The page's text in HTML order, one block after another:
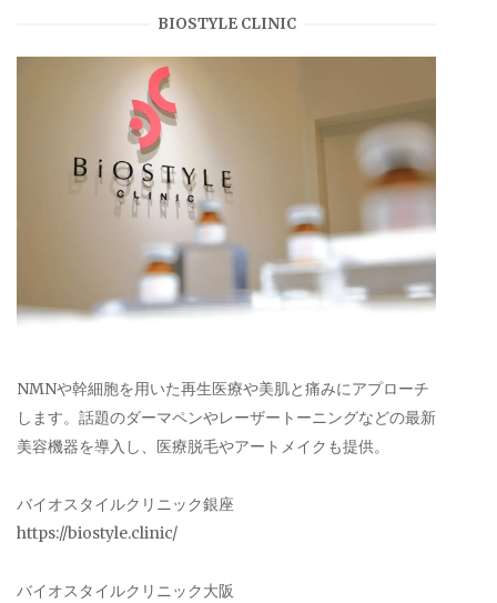
BIOSTYLE CLINIC
NMNや幹細胞を用いた再生医療や美肌と痛みにアプローチ
します。話題のダーマペンやレーザートーニングなどの最新
美容機器を導入し、医療脱毛やアートメイクも提供。
バイオスタイルクリニック銀座
https://biostyle.clinic/
バイオスタイルクリニック大阪